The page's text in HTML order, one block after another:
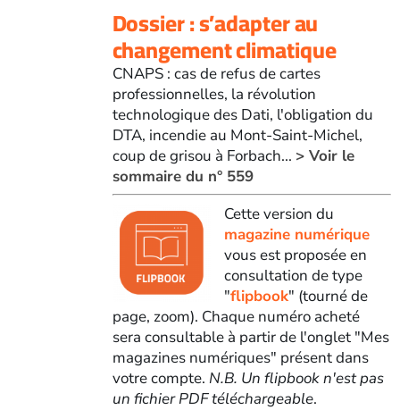
Dossier : s’adapter au
changement climatique
CNAPS : cas de refus de cartes
professionnelles, la révolution
technologique des Dati, l'obligation du
DTA, incendie au Mont-Saint-Michel,
coup de grisou à Forbach... > Voir le
sommaire du n° 559
Cette version du
magazine numérique
vous est proposée en
consultation de type
"flipbook" (tourné de
page, zoom). Chaque numéro acheté
sera consultable à partir de l'onglet "Mes
magazines numériques" présent dans
votre compte. N.B. Un flipbook n'est pas
un fichier PDF téléchargeable.